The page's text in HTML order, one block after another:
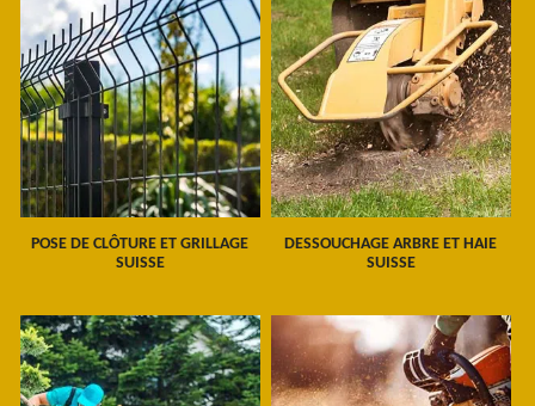
POSE DE CLÔTURE ET GRILLAGE
SUISSE
DESSOUCHAGE ARBRE ET HAIE
SUISSE